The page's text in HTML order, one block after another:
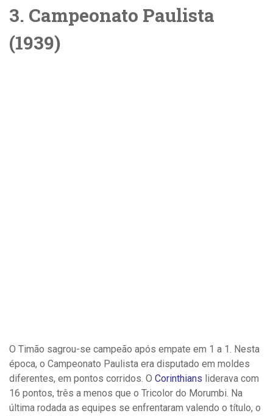
3. Campeonato Paulista
(1939)
O Timão sagrou-se campeão após empate em 1 a 1. Nesta
época, o Campeonato Paulista era disputado em moldes
diferentes, em pontos corridos. O Corinthians liderava com
16 pontos, três a menos que o Tricolor do Morumbi. Na
última rodada as equipes se enfrentaram valendo o título, o